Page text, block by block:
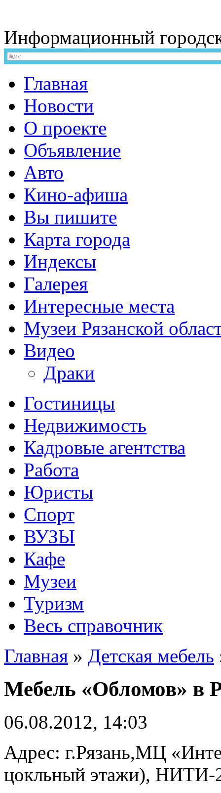
Информационный
Главная
Новости
О проекте
Объявление
Авто
Кино-афиша
Вы пишите
Карта города
Индексы
Галерея
Интересные места
Музеи Рязанской
Видео
Драки
Гостиницы
Недвижимость
Кадровые агентства
Работа
Юристы
Спорт
ВУЗЫ
Кафе
Музеи
Туризм
Весь справочник
Главная » Детская мебель
Мебель «Обломов» в
06.08.2012, 14:03
Адрес: г.Рязань,МЦ
цокльный этажи),